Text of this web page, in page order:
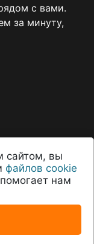
с вами.
за минуту,
данных
сайтом, вы
файлов cookie
нам